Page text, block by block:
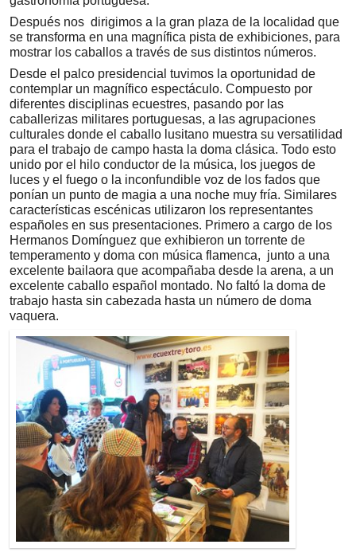
Después nos dirigimos a la gran plaza de la localidad que
se transforma en una magnífica pista de exhibiciones, para
mostrar los caballos a través de sus distintos números.
Desde el palco presidencial tuvimos la oportunidad de
contemplar un magnífico espectáculo. Compuesto por
diferentes disciplinas ecuestres, pasando por las
caballerizas militares portuguesas, a las agrupaciones
culturales donde el caballo lusitano muestra su versatilidad
para el trabajo de campo hasta la doma clásica. Todo esto
unido por el hilo conductor de la música, los juegos de
luces y el fuego o la inconfundible voz de los fados que
ponían un punto de magia a una noche muy fría. Similares
características escénicas utilizaron los representantes
españoles en sus presentaciones. Primero a cargo de los
Hermanos Domínguez que exhibieron un torrente de
temperamento y doma con música flamenca, junto a una
excelente bailaora que acompañaba desde la arena, a un
excelente caballo español montado. No faltó la doma de
trabajo hasta sin cabezada hasta un número de doma
vaquera.